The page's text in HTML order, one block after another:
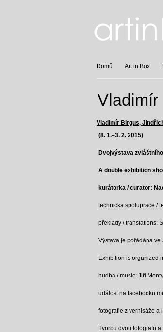
Domů Art in Box
Vladimír
Vladimír Birgus,
(8. 1.–3. 2. 2015)
Dvojvýstava
A double exhibition
kurátorka / curator:
technická spolupráce /
překlady / translations:
Výstava je pořádána ve
Exhibition is organized
hudba / music: Jiří
událost na facebooku
fotografie z vernisáže a
Tvorbu dvou fotografů